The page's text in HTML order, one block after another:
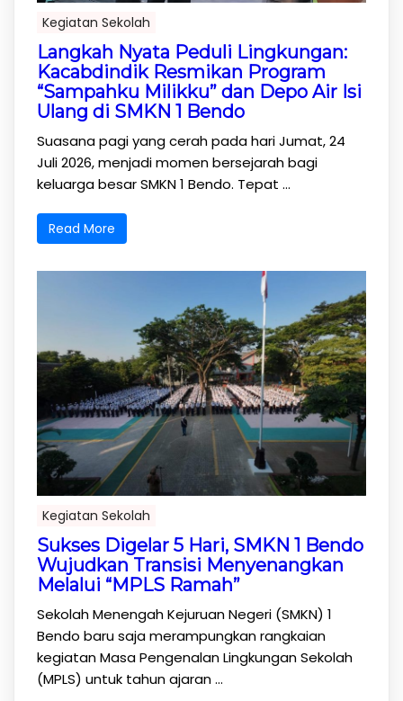
Kegiatan Sekolah
Langkah Nyata Peduli Lingkungan:
Kacabdindik Resmikan Program
“Sampahku Milikku” dan Depo Air Isi
Ulang di SMKN 1 Bendo
Suasana pagi yang cerah pada hari Jumat, 24
Juli 2026, menjadi momen bersejarah bagi
keluarga besar SMKN 1 Bendo. Tepat ...
Read More
Kegiatan Sekolah
Sukses Digelar 5 Hari, SMKN 1 Bendo
Wujudkan Transisi Menyenangkan
Melalui “MPLS Ramah”
Sekolah Menengah Kejuruan Negeri (SMKN) 1
Bendo baru saja merampungkan rangkaian
kegiatan Masa Pengenalan Lingkungan Sekolah
(MPLS) untuk tahun ajaran ...